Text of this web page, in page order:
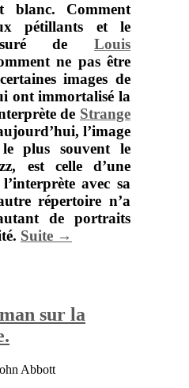
blanc. Comment
pétillants et le
de Louis
ne pas être
images de
ont immortalisé la
de Strange
l’image
plus souvent le
, est celle d’une
avec sa
répertoire n’a
de portraits
Suite →
sur la